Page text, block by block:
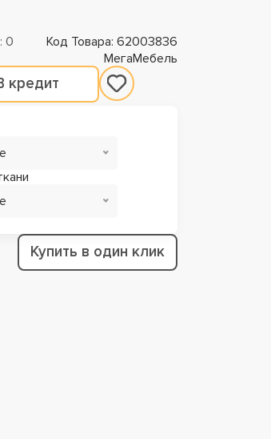
0 Код Товара: 62003836
МегаМебель
кредит
Купить в один клик